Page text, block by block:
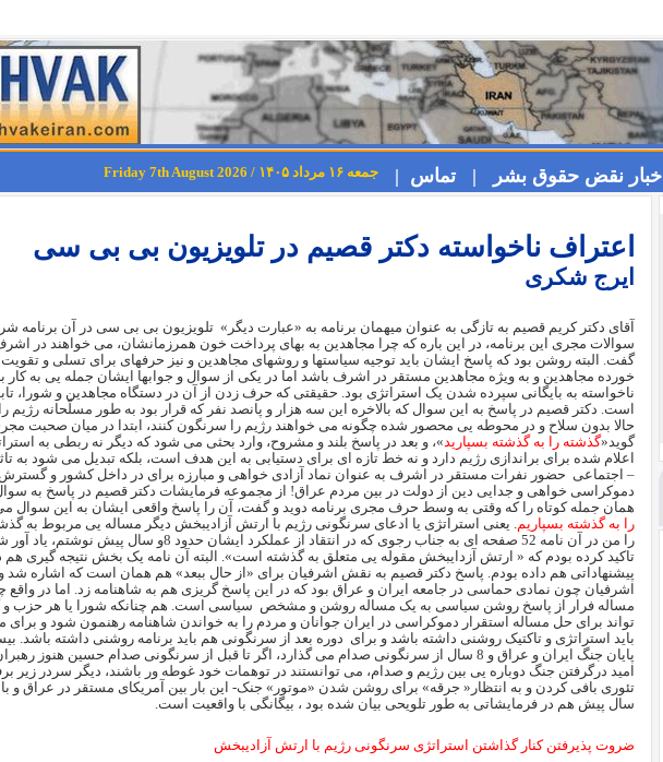
اخبار نقض حقوق بشر | تماس | جمعه ۱۶ مرداد ۱۴۰۵ / Friday 7th August 2026
اعتراف ناخواسته دکتر قصیم در تلویزیون بی بی سی
ایرج شكری
آقای دکتر کریم قصیم به تازگی به عنوان میهمان برنامه به «عبارت دیگر» تلویزیون بی بی سی در آن برنامه
سوالات مجری این برنامه، در این باره که چرا مجاهدین به بهای پرداخت خون همرزمانشان، می خواهند در
گفت. البته روشن بود که پاسخ ایشان باید توجیه سیاستها و روشهای مجاهدین و نیز حرفهای برای تسلی و
خورده مجاهدین و به ویژه مجاهدین مستقر در اشرف باشد اما در یکی از سوال و جوابها ایشان جمله یی به کار
ناخواسته به بایگانی سپرده شدن یک استراتژی بود. حقیقتی که حرف زدن از آن در دستگاه مجاهدین و شورا،
است. دکتر قصیم در پاسخ به این سوال که بالاخره این سه هزار و پانصد نفر که قرار بود به طور مسلّحانه رژیم
حالا بدون سلاح و در محوطه یی محصور شده چگونه می خواهند رژیم را سرنگون کنند، ابتدا در میان صحبت
گوید«گذشته را به گذشته بسپارید»، و بعد در پاسخ بلند و مشروح، وارد بحثی می شود که دیگر نه ربطی به
اعلام شده برای براندازی رژیم دارد و نه خط تازه ای برای دستیابی به این هدف است، بلکه تبدیل می شود به
– اجتماعی حضور نفرات مستقر در اشرف به عنوان نماد آزادی خواهی و مبارزه برای در داخل کشور و گسترش
دموکراسی خواهی و جدایی دین از دولت در بین مردم عراق! از مجموعه فرمایشات دکتر قصیم در پاسخ به
همان جمله کوتاه را که وقتی به وسط حرف مجری برنامه دوید و گفت، آن را پاسخ واقعی ایشان به این سوال
را به گذشته بسپاریم. یعنی استراتژی یا ادعای سرنگونی رژیم با ارتش آزادیبخش دیگر مساله یی مربوط به
را من در آن نامه 52 صفحه ای به جناب رجوی که در انتقاد از عملکرد ایشان حدود 8و
تاکید کرده بودم که « ارتش آزدایبخش مقوله یی متعلق به گذشته است». البته آن نامه یک بخش نتیجه گیری
پیشنهاداتی هم داده بودم. پاسخ دکتر قصیم به نقش اشرفیان برای «از حال ببعد» هم همان است که اشاره شد و
اشرفیان چون نمادی حماسی در جامعه ایران و عراق بود که در این پاسخ گریزی هم به شاهنامه زد. اما در واقع
مساله فرار از پاسخ روشن سیاسی به یک مساله روشن و مشخص سیاسی است. هم چنانکه شورا یا هر حزب
تواند برای حل مساله استقرار دموکراسی در ایران جوانان و مردم را به خواندن شاهنامه رهنمون شود و برای
باید استراتژی و تاکتیک روشنی داشته باشد و برای دوره بعد از سرنگونی هم باید برنامه روشنی داشته باشد.
پایان جنگ ایران و عراق و 8 سال از سرنگونی صدام می گذارد، اگر تا قبل از سرنگونی صدام حسین هنوز
امید درگرفتن جنگ دوباره یی بین رژیم و صدام، می توانستند در توهمات خود غوطه ور باشند، دیگر سردر زیر
تئوری بافی کردن و به انتظار« جرقه» برای روشن شدن «موتور» جنک- این بار بین آمریکای مستقر در عراق و
سال پیش هم در فرمایشاتی به طور تلویحی بیان شده بود ، بیگانگی با واقعیت است.
ضروت پذیرفتن کنار گذاشتن استراتژی سرنگونی رژیم با ارتش آزادیبخش